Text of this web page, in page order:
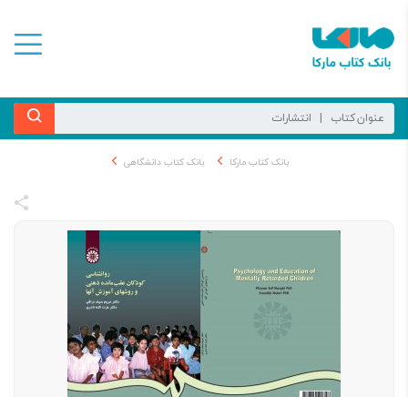
بانک کتاب مارکا بانک کتاب دانشگاهی